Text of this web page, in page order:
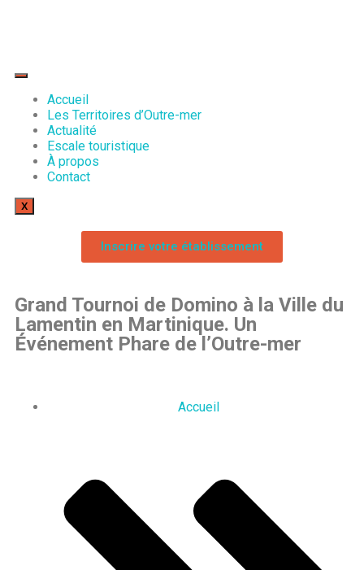
Accueil
Les Territoires d’Outre-mer
Actualité
Escale touristique
À propos
Contact
X
Inscrire votre établissement
Grand Tournoi de Domino à la Ville du
Lamentin en Martinique. Un
Événement Phare de l’Outre-mer
Accueil